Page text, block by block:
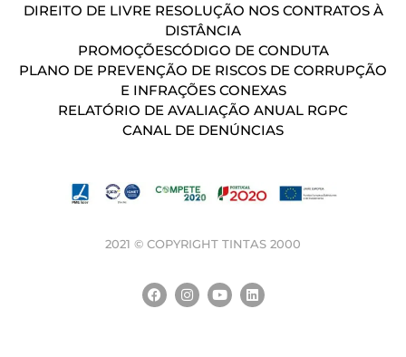
DIREITO DE LIVRE RESOLUÇÃO NOS CONTRATOS À
DISTÂNCIA
PROMOÇÕESCÓDIGO DE CONDUTA
PLANO DE PREVENÇÃO DE RISCOS DE CORRUPÇÃO
E INFRAÇÕES CONEXAS
RELATÓRIO DE AVALIAÇÃO ANUAL RGPC
CANAL DE DENÚNCIAS
2021 © COPYRIGHT TINTAS 2000